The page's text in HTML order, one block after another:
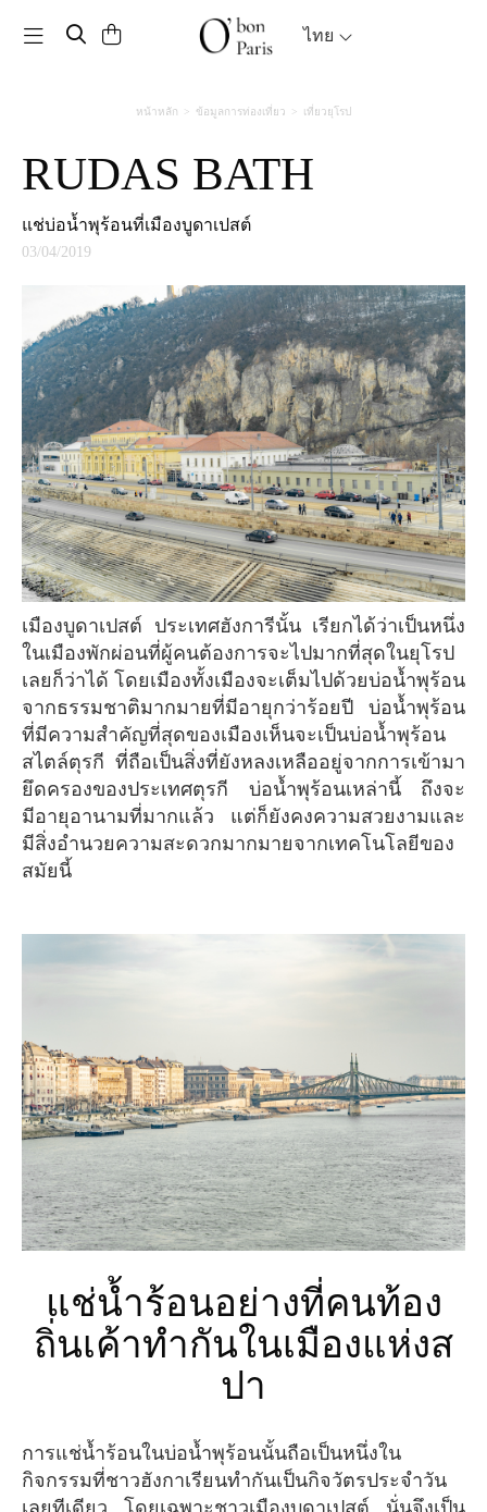
Toggle navigation ไทย
หน้าหลัก ข้อมูลการท่องเที่ยว เที่ยวยุโรป
RUDAS BATH
แช่บ่อน้ำพุร้อนที่เมืองบูดาเปสต์
03/04/2019
เมืองบูดาเปสต์ ประเทศฮังการีนั้น เรียกได้ว่าเป็นหนึ่ง
ในเมืองพักผ่อนที่ผู้คนต้องการจะไปมากที่สุดในยุโรป
เลยก็ว่าได้ โดยเมืองทั้งเมืองจะเต็มไปด้วยบ่อน้ำพุร้อน
จากธรรมชาติมากมายที่มีอายุกว่าร้อยปี บ่อน้ำพุร้อน
ที่มีความสำคัญที่สุดของเมืองเห็นจะเป็นบ่อน้ำพุร้อน
สไตล์ตุรกี ที่ถือเป็นสิ่งที่ยังหลงเหลืออยู่จากการเข้ามา
ยึดครองของประเทศตุรกี บ่อน้ำพุร้อนเหล่านี้ ถึงจะ
มีอายุอานามที่มากแล้ว แต่ก็ยังคงความสวยงามและ
มีสิ่งอำนวยความสะดวกมากมายจากเทคโนโลยีของ
สมัยนี้
แช่น้ำร้อนอย่างที่คนท้อง
ถิ่นเค้าทำกันในเมืองแห่งส
ปา
การแช่น้ำร้อนในบ่อน้ำพุร้อนนั้นถือเป็นหนึ่งใน
กิจกรรมที่ชาวฮังกาเรียนทำกันเป็นกิจวัตรประจำวัน